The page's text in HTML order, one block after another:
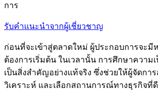
การ
รับคำแนะนำจากผู้เชี่ยวชาญ
ก่อนที่จะเข้าสู่ตลาดใหม่ ผู้ประกอบการจะ
ต้องการเริ่มต้น ในเวลานั้น การศึกษาความ
เป็นสิ่งสำคัญอย่างแท้จริง ซึ่งช่วยให้ผู้จัดกา
วิเคราะห์ และเลือกสถานการณ์ทางธุรกิจที่